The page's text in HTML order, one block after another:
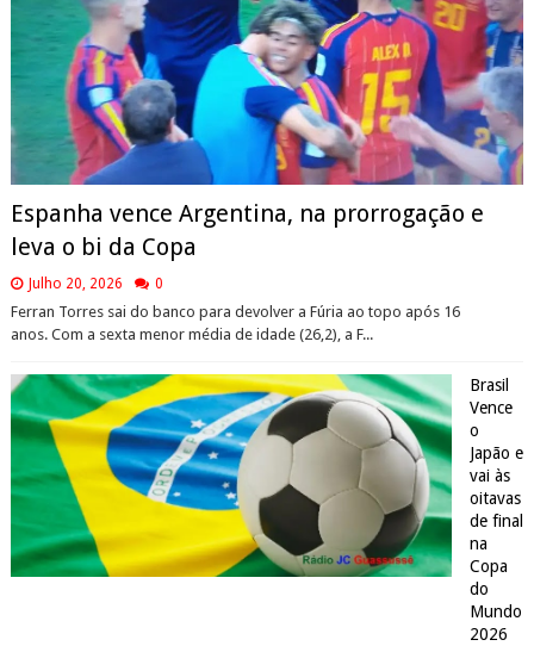
Espanha vence Argentina, na prorrogação e
leva o bi da Copa
Julho 20, 2026 0
Ferran Torres sai do banco para devolver a Fúria ao topo após 16
anos. Com a sexta menor média de idade (26,2), a F...
Brasil
Vence
o
Japão e
vai às
oitavas
de final
na
Copa
do
Mundo
2026